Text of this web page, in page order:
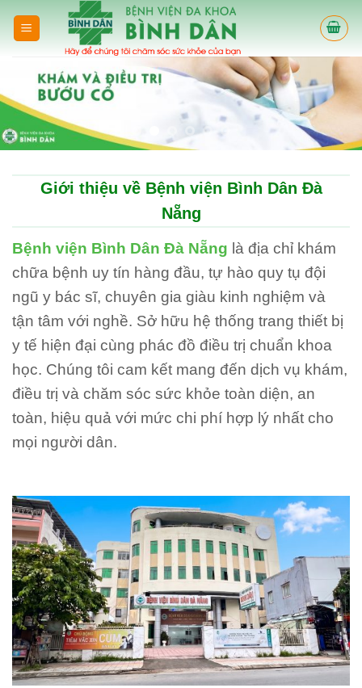
Giới thiệu về Bệnh viện Bình Dân Đà
Nẵng
Bệnh viện Bình Dân Đà Nẵng là địa chỉ khám
chữa bệnh uy tín hàng đầu, tự hào quy tụ đội
ngũ y bác sĩ, chuyên gia giàu kinh nghiệm và
tận tâm với nghề. Sở hữu hệ thống trang thiết bị
y tế hiện đại cùng phác đồ điều trị chuẩn khoa
học. Chúng tôi cam kết mang đến dịch vụ khám,
điều trị và chăm sóc sức khỏe toàn diện, an
toàn, hiệu quả với mức chi phí hợp lý nhất cho
mọi người dân.